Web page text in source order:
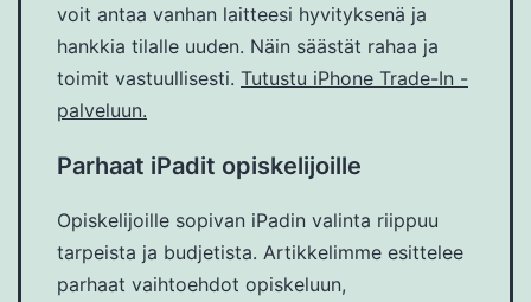
voit antaa vanhan laitteesi hyvityksenä ja
hankkia tilalle uuden. Näin säästät rahaa ja
toimit vastuullisesti. Tutustu iPhone Trade-In -
palveluun.
Parhaat iPadit opiskelijoille
Opiskelijoille sopivan iPadin valinta riippuu
tarpeista ja budjetista. Artikkelimme esittelee
parhaat vaihtoehdot opiskeluun,